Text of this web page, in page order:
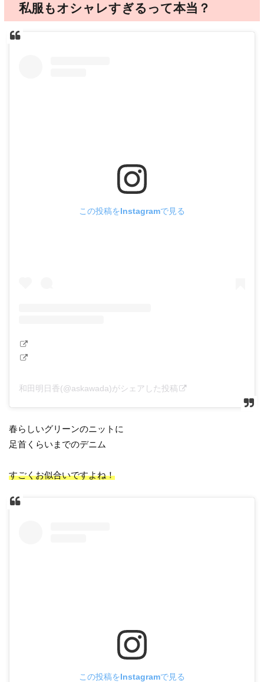
私服もオシャレすぎるって本当？
この投稿をInstagramで見る
和田明日香(@askawada)がシェアした投稿
春らしいグリーンのニットに
足首くらいまでのデニム
すごくお似合いですよね！
この投稿をInstagramで見る